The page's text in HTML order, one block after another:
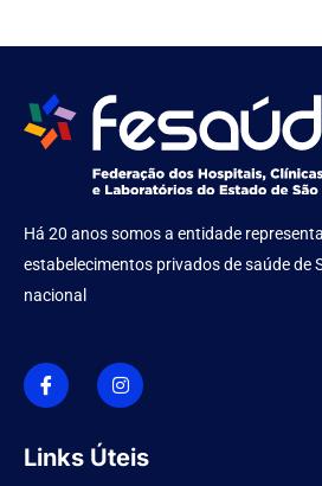
Há 20 anos somos a entidade
estabelecimentos privados de saúde de
nacional
I
c
o
n
f
a
I
n
s
t
g
r
Links Úteis